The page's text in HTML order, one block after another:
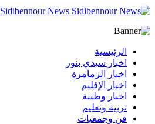
Sidibennour News - جريدة إلكترونية
الرئيسية
اخبار سيدي بنور
اخبار الزمامرة
اخبار الإقليم
اخبار وطنبة
تربية وتعليم
فن وجمعيات